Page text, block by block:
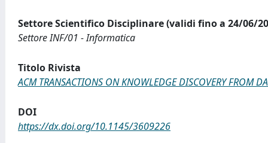
Settore Scientifico Disciplinare (validi fino a 24/06/
Settore INF/01 - Informatica
Titolo Rivista
ACM TRANSACTIONS ON KNOWLEDGE DISCOVERY FROM
DOI
https://dx.doi.org/10.1145/3609226